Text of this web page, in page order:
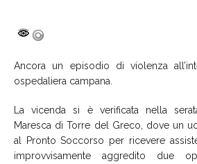
Ancora un episodio di violenza
ospedaliera campana.
La vicenda si è verificata nella
Maresca di Torre del Greco, dove un
al Pronto Soccorso per ricevere
improvvisamente aggredito due